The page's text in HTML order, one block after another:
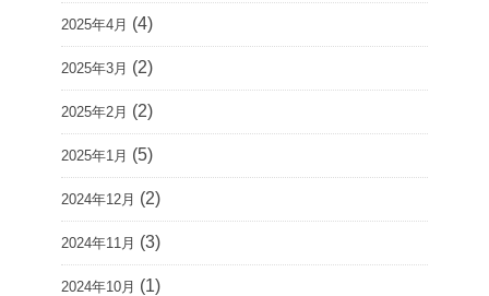
2025年4月 (4)
2025年3月 (2)
2025年2月 (2)
2025年1月 (5)
2024年12月 (2)
2024年11月 (3)
2024年10月 (1)